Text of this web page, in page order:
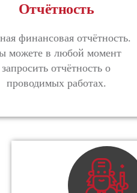
Отчётность
финансовая отчётность.
можете в любой момент
запросить отчётность о
проводимых работах.